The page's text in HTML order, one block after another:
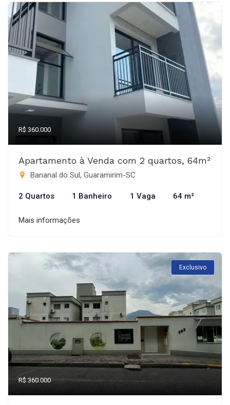
R$ 360.000
Apartamento à Venda com 2 quartos, 64m²
Bananal do Sul, Guaramirim-SC
2 Quartos 1 Banheiro 1 Vaga 64 m²
Mais informações
Exclusivo
R$ 360.000